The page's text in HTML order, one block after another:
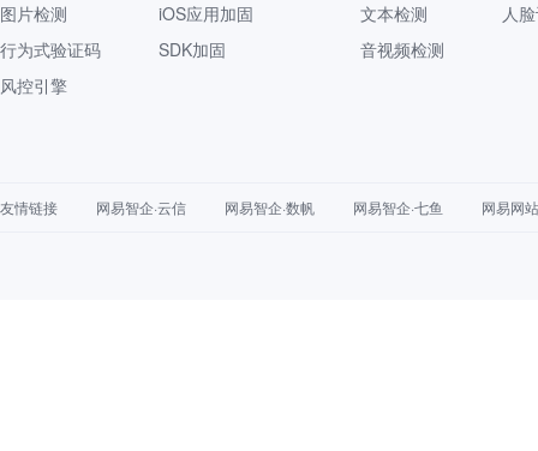
图片检测
行为式验证码
风控引擎
iOS应用加固
SDK加固
文本检测
音视频检测
人
友情链接 网易智企·云信 网易智企·数帆 网易智企·七鱼 网易网